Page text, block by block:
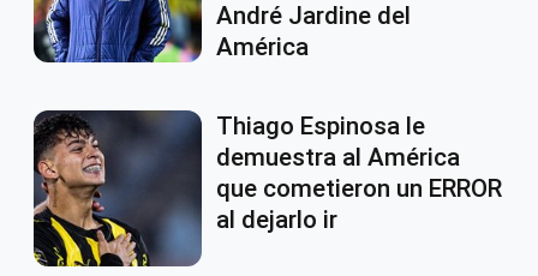
André Jardine del
América
Thiago Espinosa le
demuestra al América
que cometieron un ERROR
al dejarlo ir